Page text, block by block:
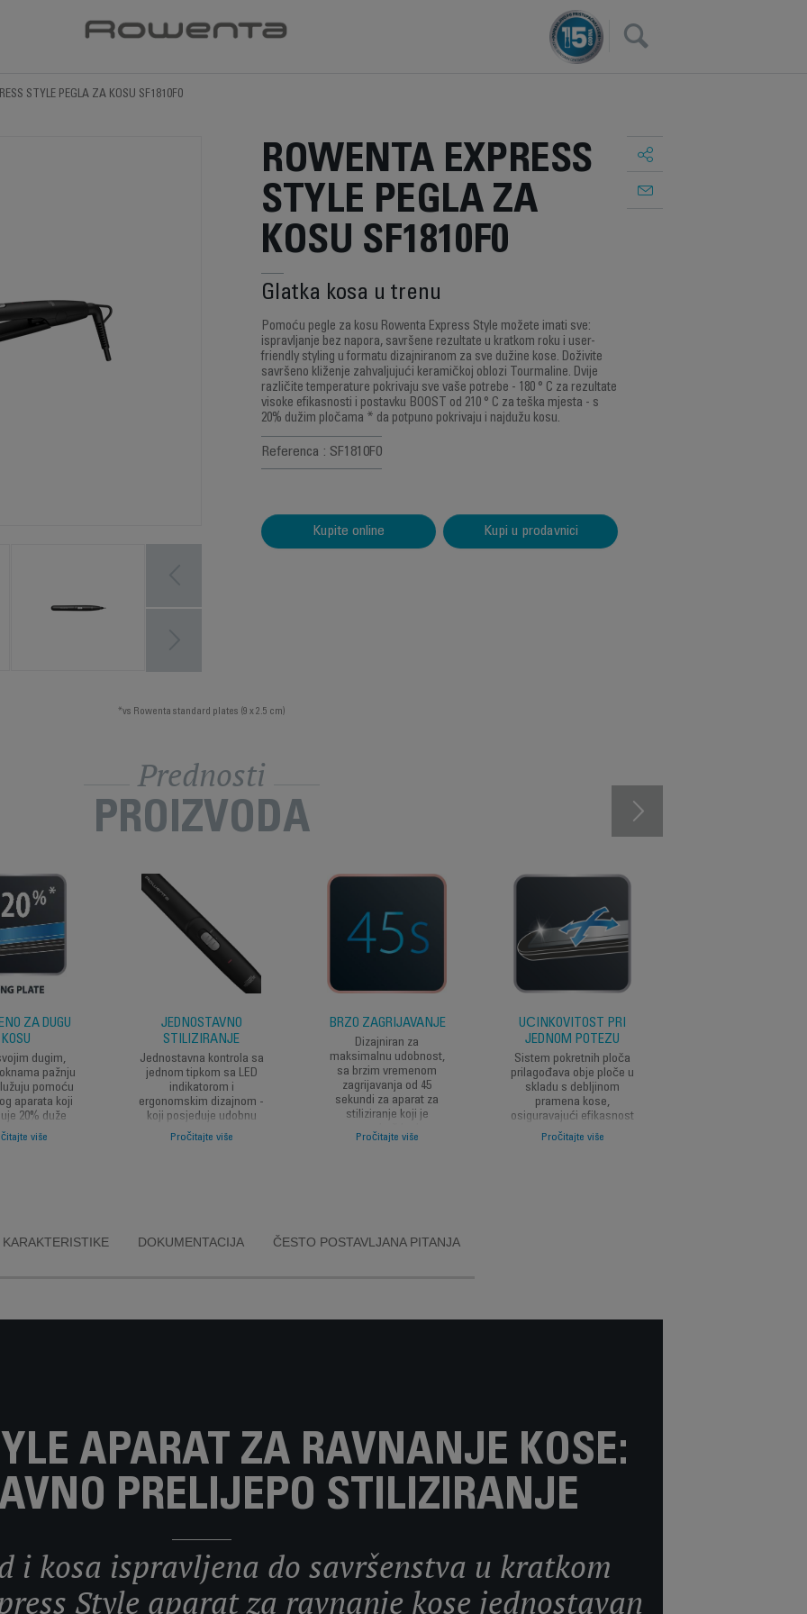
×
STYLE PEGLA ZA KOSU SF1810F0
ROWENTA EXPRESS
STYLE PEGLA ZA
KOSU SF1810F0
Glatka kosa u trenu
Pomoću pegle za kosu Rowenta Express Style možete imati sve:
ispravljanje bez napora, savršene rezultate u kratkom roku i user-
friendly styling u formatu dizajniranom za sve dužine kose. Doživite
savršeno kliženje zahvaljujući keramičkoj oblozi Tourmaline. Dvije
različite temperature pokrivaju sve vaše potrebe - 180 ° C za rezultate
visoke efikasnosti i postavku BOOST od 210 ° C za teška mjesta - s
20% dužim pločama * da potpuno pokrivaju i najdužu kosu.
Referenca : SF1810F0
Kupite online Kupi u prodavnici
*vs Rowenta standard plates (9 x 2.5 cm)
Prednosti
PROIZVODA
ZA DUGU
KOSU
dugim,
pažnju
pomoću
aparata koji
20% duže
peglanje kose,
performansi
više
JEDNOSTAVNO
STILIZIRANJE
Jednostavna kontrola sa
jednom tipkom sa LED
indikatorom i
ergonomskim dizajnom -
koji posjeduje udobnu
mat površinu i rotacijski
kabal - osiguravajući
Pročitajte više
BRZO ZAGRIJAVANJE
Dizajniran za
maksimalnu udobnost,
sa brzim vremenom
zagrijavanja od 45
sekundi za aparat za
stiliziranje koji je
spreman baš kad vam
zatreba.
Pročitajte više
UČINKOVITOST PRI
JEDNOM POTEZU
Sistem pokretnih ploča
prilagođava obje ploče u
skladu s debljinom
pramena kose,
osiguravajući efikasnost
pri jednom potezu i
optimalan pritisak pri
Pročitajte više
KARAKTERISTIKE DOKUMENTACIJA ČESTO POSTAVLJANA PITANJA
APARAT ZA RAVNANJE KOSE:
PRELIJEPO STILIZIRANJE
i kosa ispravljena do savršenstva u kratkom
Style aparat za ravnanje kose jednostavan